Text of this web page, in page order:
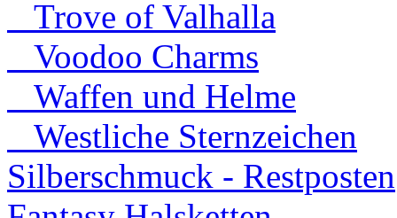
Trove of Valhalla
Voodoo Charms
Waffen und Helme
Westliche Sternzeichen
Silberschmuck - Restposten